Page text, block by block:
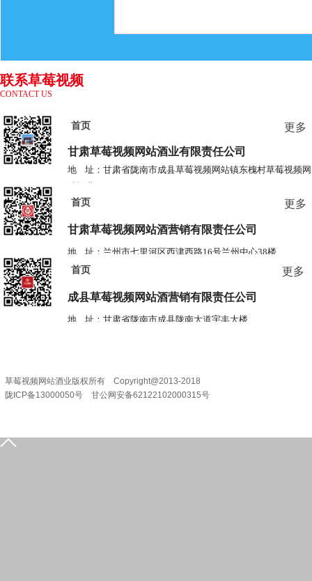
首页 更多
甘肃草莓视频网站酒业有限责任公司
地 址：甘肃省陇南市成县草莓视频网站镇东槐村草莓视频网
电 话：0939-3778685 3778687
首页 更多
甘肃草莓视频网站酒营销有限责任公司
地 址：兰州市七里河区西津西路16号兰州中心38楼
电 话：0931-2867829 2867839
首页 更多
成县草莓视频网站酒营销有限责任公司
地 址：甘肃省陇南市成县陇南大道宇丰大楼
联系草莓视频
网站
CONTACT US
草莓视频网站酒业版权所有 Copyright@2013-2018
陇ICP备13000050号 甘公网安备62122102000315号